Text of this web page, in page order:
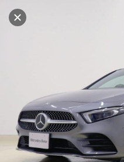
エリア別最新ニュース
品質と保証
マイアカウント
マイリスト
アフターサービス
アフターサービス
車検／定期点検
企業情報
企業概要
リンク
キ
販
地
在